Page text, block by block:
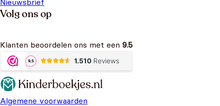
Nieuwsbrief
Volg ons op
Klanten beoordelen ons met een 9.5
Algemene voorwaarden